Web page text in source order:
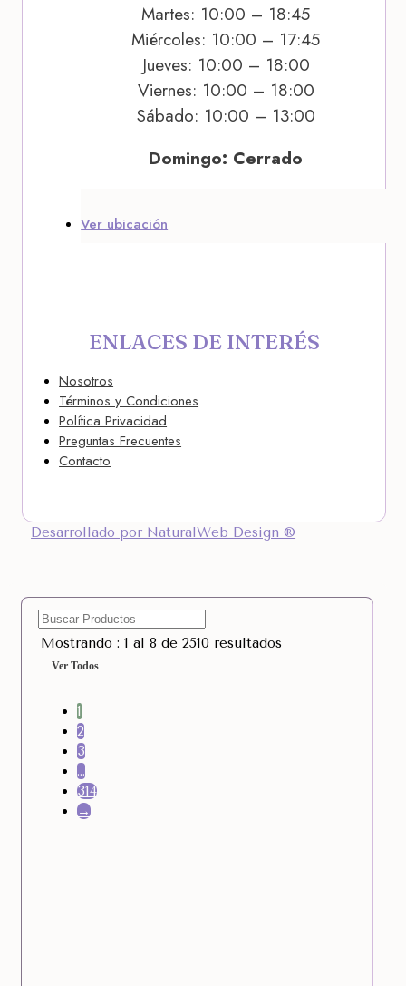
Martes: 10:00 – 18:45
Miércoles: 10:00 – 17:45
Jueves: 10:00 – 18:00
Viernes: 10:00 – 18:00
Sábado: 10:00 – 13:00
Domingo: Cerrado
Ver ubicación
ENLACES DE INTERÉS
Nosotros
Términos y Condiciones
Política Privacidad
Preguntas Frecuentes
Contacto
Desarrollado por NaturalWeb Design ®
Mostrando : 1 al 8 de 2510 resultados
Ver Todos
1
2
3
…
314
→